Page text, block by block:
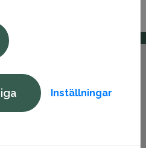
Inställningar